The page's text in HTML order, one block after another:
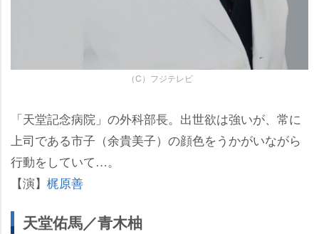
（C）フジテレビ
「天堂記念病院」の外科部長。出世欲は強いが、常に
上司である市子（余貴美子）の顔色をうかがいながら
行動をしていて…。
【演】 梶原善
天堂佑馬／青木柚